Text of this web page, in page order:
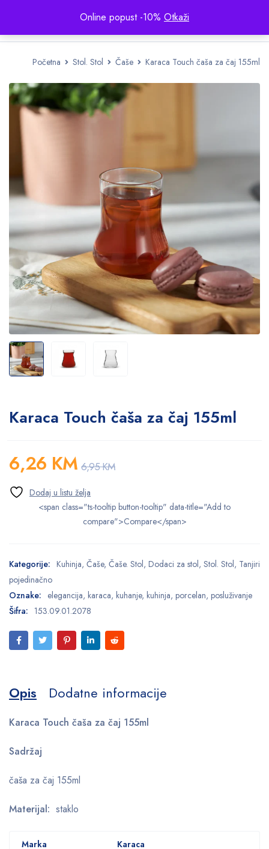
Online popust -10% Otkaži
Početna Stol. Stol Čaše Karaca Touch čaša za čaj 155ml
Karaca Touch čaša za čaj 155ml
6,95KM
6,26 KM
<span class="ts-tooltip button-tooltip" data-title="Add to
compare">Compare</span>
Kategorije: Kuhinja, Čaše, Čaše. Stol, Dodaci za stol, Stol. Stol, Tanjiri
pojedinačno
Oznake: elegancija, karaca, kuhanje, kuhinja, porcelan, posluživanje
Šifra: 153.09.01.2078
Opis Dodatne informacije
Karaca Touch čaša za čaj 155ml
Sadržaj
čaša za čaj 155ml
Materijal: staklo
Marka Karaca